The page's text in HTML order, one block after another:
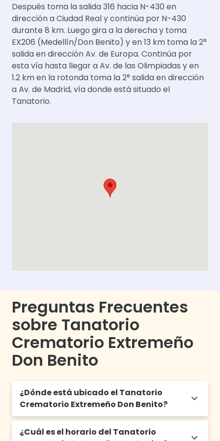
Después toma la salida 316 hacia N-430 en
dirección a Ciudad Real y continúa por N-430
durante 8 km. Luego gira a la derecha y toma
EX206 (Medellín/Don Benito) y en 13 km toma la 2°
salida en dirección Av. de Europa. Continúa por
esta vía hasta llegar a Av. de las Olimpiadas y en
1.2 km en la rotonda toma la 2° salida en dirección
a Av. de Madrid, vía donde está situado el
Tanatorio.
Preguntas Frecuentes
sobre Tanatorio
Crematorio Extremeño
Don Benito
¿Dónde está ubicado el Tanatorio
Crematorio Extremeño Don Benito?
Av. de Madrid, 21, Bajo, 06400 Don Benito,
¿Cuál es el horario del Tanatorio